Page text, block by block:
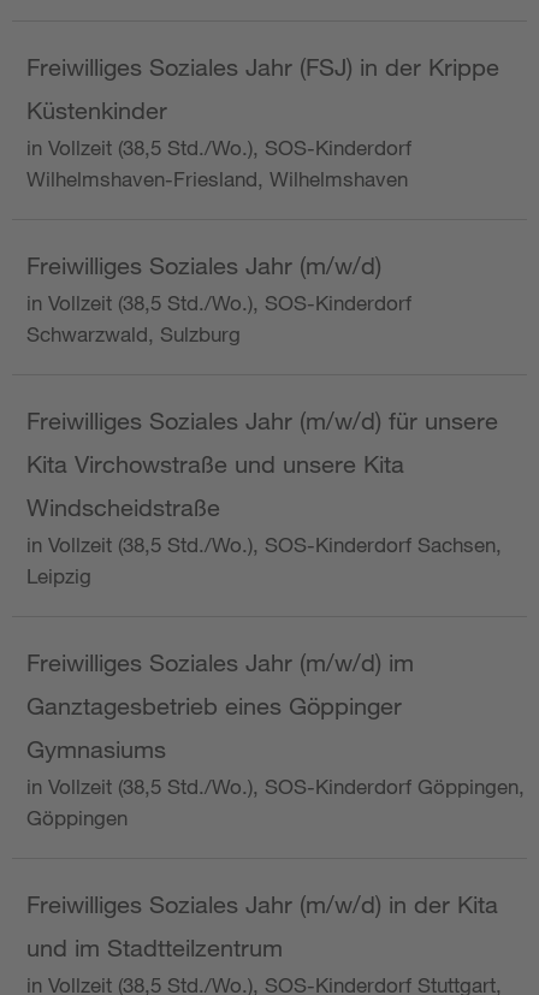
Freiwilliges Soziales Jahr (FSJ) in der Krippe
Küstenkinder
in Vollzeit (38,5 Std./Wo.), SOS-Kinderdorf
Wilhelmshaven-Friesland, Wilhelmshaven
Freiwilliges Soziales Jahr (m/w/d)
in Vollzeit (38,5 Std./Wo.), SOS-Kinderdorf
Schwarzwald, Sulzburg
Freiwilliges Soziales Jahr (m/w/d) für unsere
Kita Virchowstraße und unsere Kita
Windscheidstraße
in Vollzeit (38,5 Std./Wo.), SOS-Kinderdorf Sachsen,
Leipzig
Freiwilliges Soziales Jahr (m/w/d) im
Ganztagesbetrieb eines Göppinger
Gymnasiums
in Vollzeit (38,5 Std./Wo.), SOS-Kinderdorf Göppingen,
Göppingen
Freiwilliges Soziales Jahr (m/w/d) in der Kita
und im Stadtteilzentrum
in Vollzeit (38,5 Std./Wo.), SOS-Kinderdorf Stuttgart,